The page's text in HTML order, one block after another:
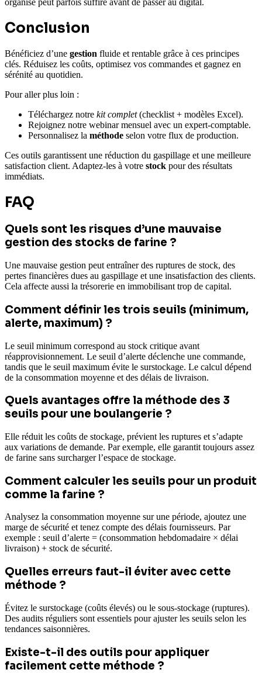
Conclusion
Bénéficiez d’une gestion fluide et rentable grâce à ces principes
clés. Réduisez les coûts, optimisez vos commandes et gagnez en
sérénité au quotidien.
Pour aller plus loin :
Téléchargez notre kit complet(checklist + modèles Excel).
Rejoignez notre webinar mensuel avec un expert-comptable.
Personnalisez la méthode selon votre flux de production.
Ces outils garantissent une réduction du gaspillage et une meilleure
satisfaction client. Adaptez-les à votre stock pour des résultats
immédiats.
FAQ
Quels sont les risques d’une mauvaise
gestion des stocks de farine ?
Une mauvaise gestion peut entraîner des ruptures de stock, des
pertes financières dues au gaspillage et une insatisfaction des clients.
Cela affecte aussi la trésorerie en immobilisant trop de capital.
Comment définir les trois seuils (minimum,
alerte, maximum) ?
Le seuil minimum correspond au stock critique avant
réapprovisionnement. Le seuil d’alerte déclenche une commande,
tandis que le seuil maximum évite le surstockage. Le calcul dépend
de la consommation moyenne et des délais de livraison.
Quels avantages offre la méthode des 3
seuils pour une boulangerie ?
Elle réduit les coûts de stockage, prévient les ruptures et s’adapte
aux variations de demande. Par exemple, elle garantit toujours assez
de farine sans surcharger l’espace de stockage.
Comment calculer les seuils pour un produit
comme la farine ?
Analysez la consommation moyenne sur une période, ajoutez une
marge de sécurité et tenez compte des délais fournisseurs. Par
exemple : seuil d’alerte = (consommation hebdomadaire × délai
livraison) + stock de sécurité.
Quelles erreurs faut-il éviter avec cette
méthode ?
Évitez le surstockage (coûts élevés) ou le sous-stockage (ruptures).
Des audits réguliers sont essentiels pour ajuster les seuils selon les
tendances saisonnières.
Existe-t-il des outils pour appliquer
facilement cette méthode ?